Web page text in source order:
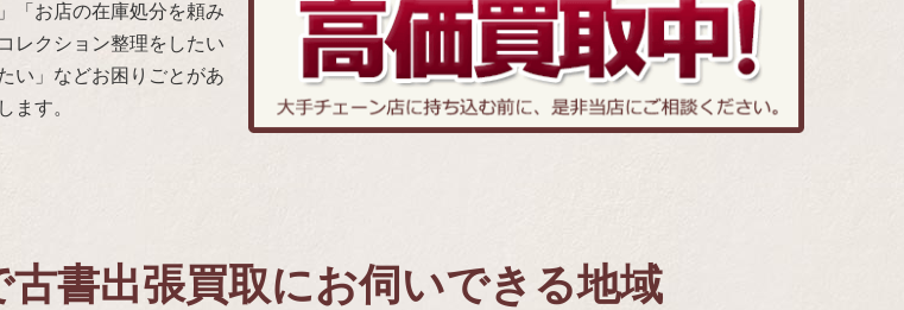
「お店の在庫処分を頼み
レクション整理をしたい
い」などお困りごとがあ
ます。
古書出張買取にお伺いできる地域